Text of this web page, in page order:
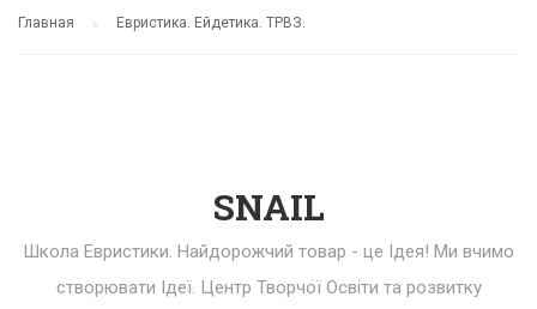
Главная Евристика. Ейдетика. ТРВЗ.
SNAIL
Школа Евристики. Найдорожчий товар - це Ідея! Ми вчимо
створювати Ідеї. Центр Творчої Освіти та розвитку